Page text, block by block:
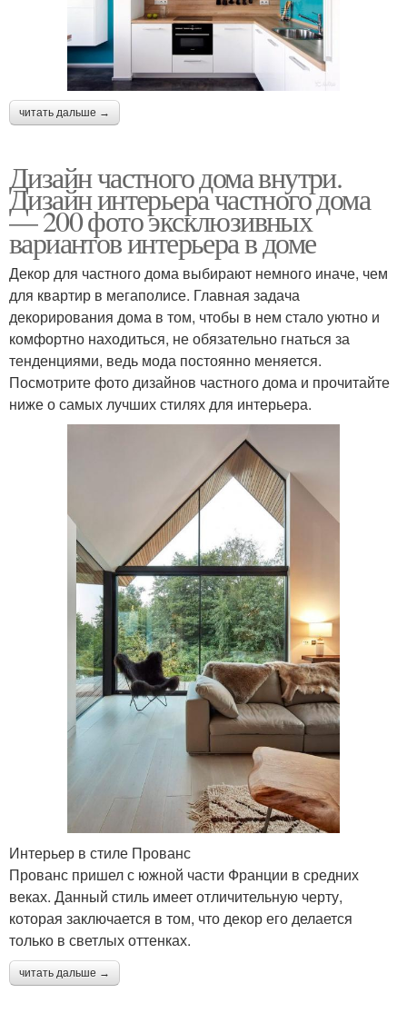
читать дальше →
Дизайн частного дома внутри.
Дизайн интерьера частного дома
— 200 фото эксклюзивных
вариантов интерьера в доме
Декор для частного дома выбирают немного иначе, чем
для квартир в мегаполисе. Главная задача
декорирования дома в том, чтобы в нем стало уютно и
комфортно находиться, не обязательно гнаться за
тенденциями, ведь мода постоянно меняется.
Посмотрите фото дизайнов частного дома и прочитайте
ниже о самых лучших стилях для интерьера.
Интерьер в стиле Прованс
Прованс пришел с южной части Франции в средних
веках. Данный стиль имеет отличительную черту,
которая заключается в том, что декор его делается
только в светлых оттенках.
читать дальше →